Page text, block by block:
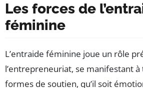
Les forces de
féminine
L’entraide féminine joue un rôle
l’entrepreneuriat, se manifestant
formes de soutien, qu’il soit